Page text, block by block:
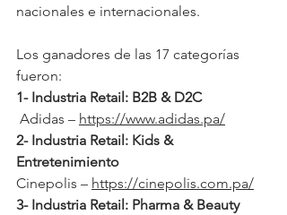
nacionales e internacionales.
Los ganadores de las 17 categorías
fueron:
1- Industria Retail: B2B & D2C
Adidas – https://www.adidas.pa/
2- Industria Retail: Kids &
Entretenimiento
Cinepolis – https://cinepolis.com.pa/
3- Industria Retail: Pharma & Beauty